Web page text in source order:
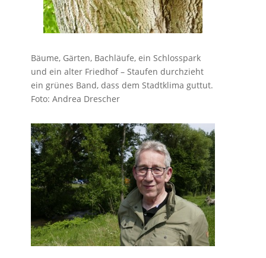
Bäume, Gärten, Bachläufe, ein Schlosspark
und ein alter Friedhof – Staufen durchzieht
ein grünes Band, dass dem Stadtklima guttut.
Foto: Andrea Drescher